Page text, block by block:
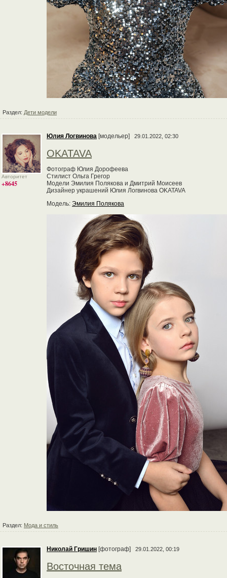
Раздел: Дети модели
Авторитет
+8645
Юлия Логвинова [модельер] 29.01.2022, 02:30
OKATAVA
Фотограф Юлия Дорофеева
Стилист Ольга Грегор
Модели Эмилия Полякова и Дмитрий Моисеев
Дизайнер украшений Юлия Логвинова OKATAVA
Модель: Эмилия Полякова
Раздел: Мода и стиль
Николай Гришин [фотограф] 29.01.2022, 00:19
Восточная тема